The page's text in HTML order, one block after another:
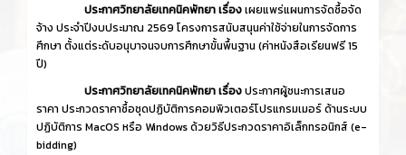
ประกาศวิทยาลัยเทคนิคพัทยา เรื่องเผยแพร่แผนการจัดซื้อจัด
จ้าง ประจำปีงบประมาณ 2569 โครงการสนับสนุนค่าใช้จ่ายในการจัดการ
ศึกษา ตั้งแต่ระดับอนุบาจนจบการศึกษาขั้นพื้นฐาน (ค่าหนังสือเรียนฟรี 15
ปี)
ประกาศวิทยาลัยเทคนิคพัทยา เรื่องประกาศผู้ชนะการเสนอ
ราคา ประกวดราคาซื้อชุดปฏิบัติการคอมพิวเตอร์โปรแกรมเมอร์ ด้านระบบ
ปฏิบัติการ MacOS หรือ Windows ด้วยวิธีประกวดราคาอิเล็กทรอนิกส์ (e-
bidding)